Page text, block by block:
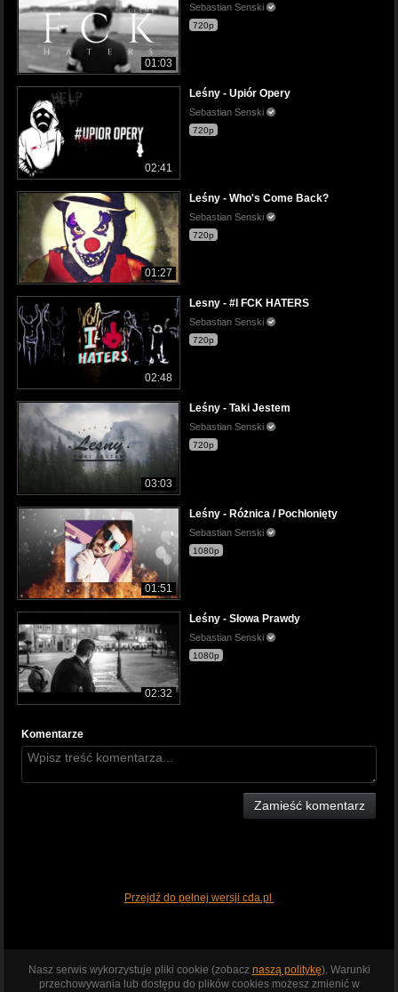
01:03
Sebastian Senski
720p
02:41
Leśny - Upiór Opery
Sebastian Senski
720p
01:27
Leśny - Who's Come Back?
Sebastian Senski
720p
02:48
Lesny - #I FCK HATERS
Sebastian Senski
720p
03:03
Leśny - Taki Jestem
Sebastian Senski
720p
01:51
Leśny - Różnica / Pochłonięty
Sebastian Senski
1080p
02:32
Leśny - Słowa Prawdy
Sebastian Senski
1080p
Komentarze
Zamieść komentarz
Przejdź do pełnej wersji cda.pl
Nasz serwis wykorzystuje pliki cookie (zobacz naszą politykę). Warunki
przechowywania lub dostępu do plików cookies możesz zmienić w